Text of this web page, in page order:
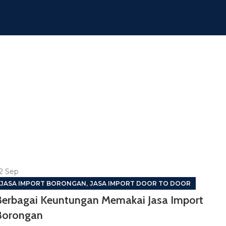
Sep
JASA IMPORT BORONGAN, JASA IMPORT DOOR TO DOOR
Keuntungan Memakai Jasa Import